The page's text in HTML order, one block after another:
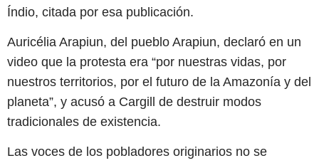
Índio, citada por esa publicación.
Auricélia Arapiun, del pueblo Arapiun, declaró en un
video que la protesta era “por nuestras vidas, por
nuestros territorios, por el futuro de la Amazonía y del
planeta”, y acusó a Cargill de destruir modos
tradicionales de existencia.
Las voces de los pobladores originarios no se